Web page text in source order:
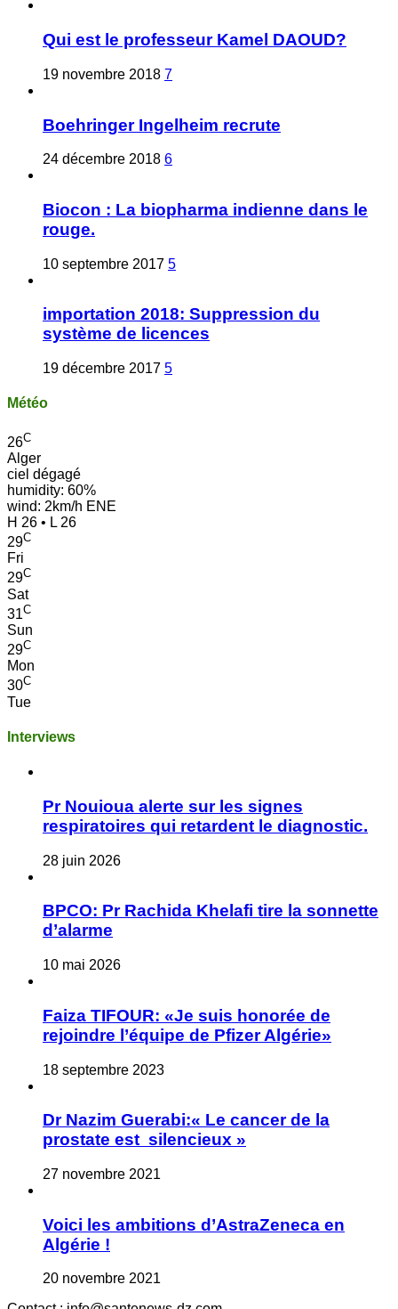
Qui est le professeur Kamel DAOUD?
19 novembre 2018 7
Boehringer Ingelheim recrute
24 décembre 2018 6
Biocon : La biopharma indienne dans le
rouge.
10 septembre 2017 5
importation 2018: Suppression du
système de licences
19 décembre 2017 5
Météo
26C
Alger
ciel dégagé
humidity: 60%
wind: 2km/h ENE
H 26 • L 26
29C
Fri
29C
Sat
31C
Sun
29C
Mon
30C
Tue
Interviews
Pr Nouioua alerte sur les signes
respiratoires qui retardent le diagnostic.
28 juin 2026
BPCO: Pr Rachida Khelafi tire la sonnette
d’alarme
10 mai 2026
Faiza TIFOUR: «Je suis honorée de
rejoindre l’équipe de Pfizer Algérie»
18 septembre 2023
Dr Nazim Guerabi:« Le cancer de la
prostate est silencieux »
27 novembre 2021
Voici les ambitions d’AstraZeneca en
Algérie !
20 novembre 2021